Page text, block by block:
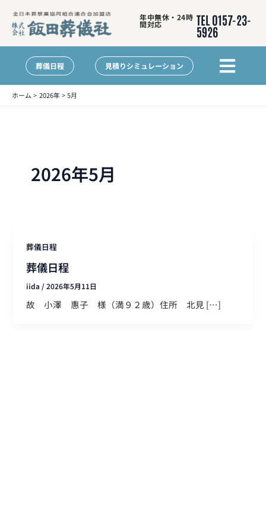
ス
プ
年中無休・24時
間対応 TEL 0157-23-
5926
葬儀日程 見積りシミュレーション メ
ニ
ュ
ホーム 2026年 5月
2026年5月
葬儀日程
葬儀日程
iida /2026年5月11日
故 小澤 惠子 様（満９２歳）住所 北見 […]